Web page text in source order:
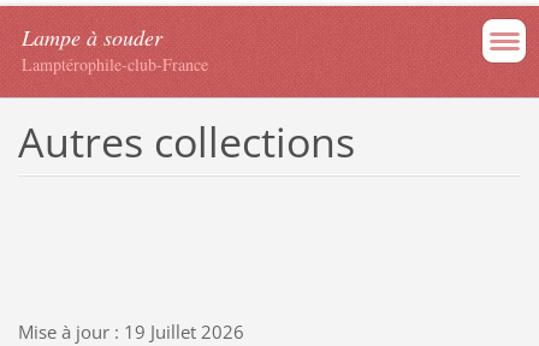
Lampe à souder
Lamptérophile-club-France
Autres collections
Mise à jour : 19 Juillet 2026